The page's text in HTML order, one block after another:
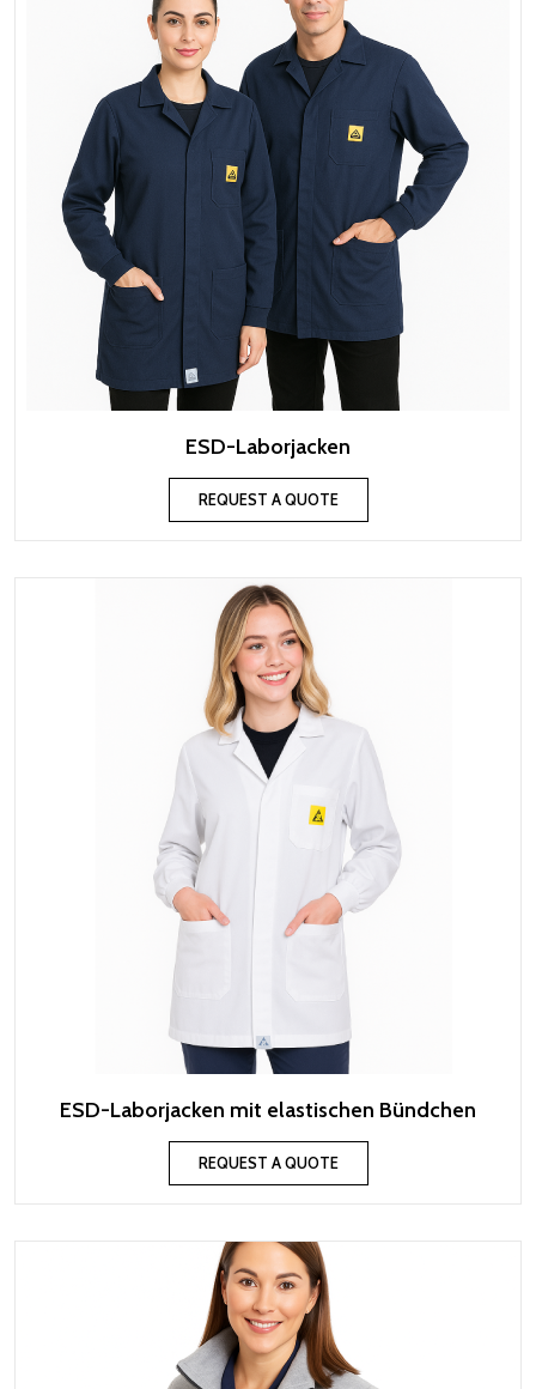
ESD-Laborjacken
REQUEST A QUOTE
ESD-Laborjacken mit elastischen Bündchen
REQUEST A QUOTE